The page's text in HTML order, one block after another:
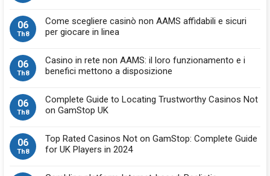
06
Th8
Come scegliere casinò non AAMS affidabili e sicuri
per giocare in linea
06
Th8
Casino in rete non AAMS: il loro funzionamento e i
benefici mettono a disposizione
06
Th8
Complete Guide to Locating Trustworthy Casinos Not
on GamStop UK
06
Th8
Top Rated Casinos Not on GamStop: Complete Guide
for UK Players in 2024